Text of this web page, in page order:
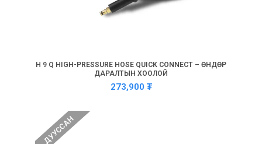
H 9 Q HIGH-PRESSURE HOSE QUICK CONNECT – ӨНДӨР
ДАРАЛТЫН ХООЛОЙ
273,900 ₮
ДУУССАН